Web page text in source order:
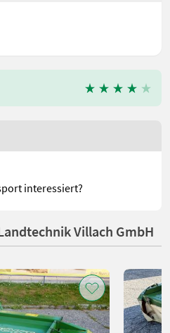
interessiert?
Villach GmbH